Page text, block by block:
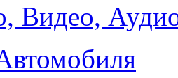
Видео,